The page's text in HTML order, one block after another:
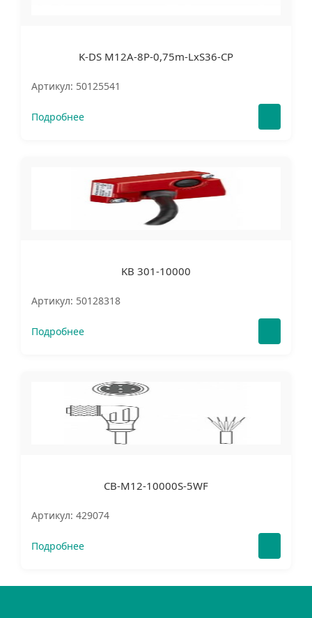
K-DS M12A-8P-0,75m-LxS36-CP
Артикул: 50125541
Подробнее
KB 301-10000
Артикул: 50128318
Подробнее
CB-M12-10000S-5WF
Артикул: 429074
Подробнее